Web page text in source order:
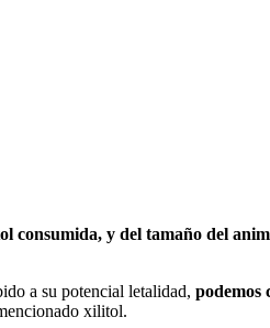
consumida, y del tamaño del
a su potencial letalidad, podemos
xilitol.